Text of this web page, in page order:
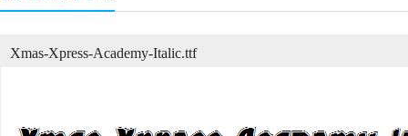
Xmas-Xpress-Academy-Italic.ttf